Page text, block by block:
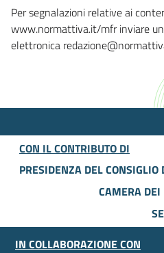
Per segnalazioni relative ai
www.normattiva.it/mfr inviare
elettronica
CON IL CONTRIBUTO DI
PRESIDENZA DEL
CAMERA DEI
IN COLLABORAZIONE CON